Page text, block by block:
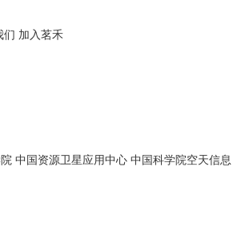
们 加入茗禾
中国资源卫星应用中心 中国科学院空天信息